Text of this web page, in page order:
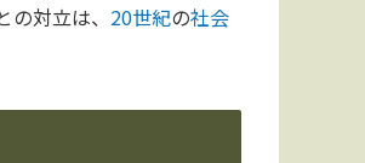
の対立は、 20世紀の社会